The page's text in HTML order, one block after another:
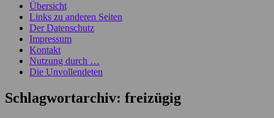
Übersicht
Links zu anderen Seiten
Der Datenschutz
Impressum
Kontakt
Nutzung durch …
Die Unvollendeten
Schlagwortarchiv: freizügig